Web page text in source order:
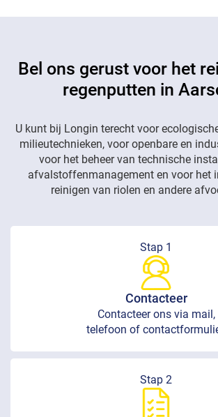
Bel ons gerust voor het
regenputten in
U kunt bij Longin terecht voor
milieutechnieken, voor openbare en
voor het beheer van technische
afvalstoffenmanagement en voor het
reinigen van riolen en andere
Stap 1
Contacteer
Contacteer ons via mail,
telefoon of
Stap 2